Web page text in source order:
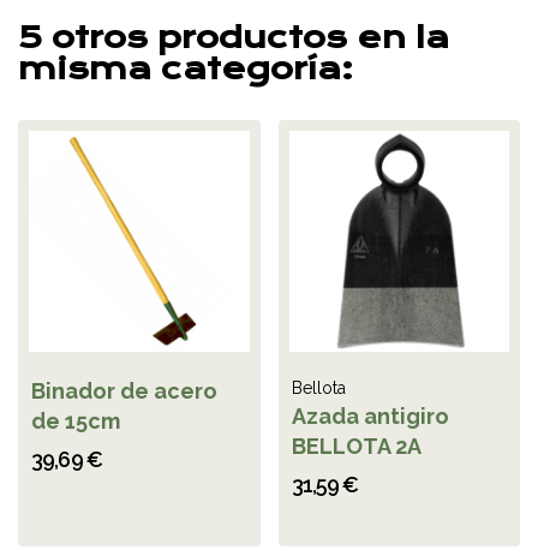
5 otros productos en la
misma categoría:
Binador de acero
de 15cm
39,69 €
Bellota
Azada antigiro
BELLOTA 2A
31,59 €